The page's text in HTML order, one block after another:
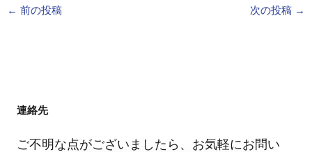
← 前の投稿 次の投稿 →
連絡先
ご不明な点がございましたら、お気軽にお問い